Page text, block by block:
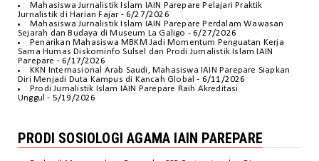
Mahasiswa Jurnalistik Islam IAIN Parepare Pelajari Praktik
Jurnalistik di Harian Fajar- 6/27/2026
Mahasiswa Jurnalistik Islam IAIN Parepare Perdalam Wawasan
Sejarah dan Budaya di Museum La Galigo - 6/27/2026
Penarikan Mahasiswa MBKM Jadi Momentum Penguatan Kerja
Sama Humas Diskominfo Sulsel dan Prodi Jurnalistik Islam IAIN
Parepare - 6/17/2026
KKN Internasional Arab Saudi, Mahasiswa IAIN Parepare Siapkan
Diri Menjadi Duta Kampus di Kancah Global - 6/11/2026
Prodi Jurnalistik Islam IAIN Parepare Raih Akreditasi
Unggul - 5/19/2026
PRODI SOSIOLOGI AGAMA IAIN PAREPARE